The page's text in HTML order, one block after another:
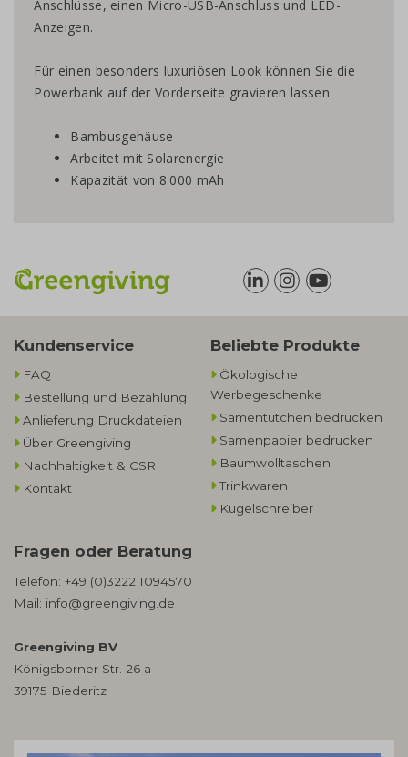
Anschlüsse, einen Micro-USB-Anschluss und LED-
Anzeigen.
Für einen besonders luxuriösen Look können Sie die
Powerbank auf der Vorderseite gravieren lassen.
Bambusgehäuse
Arbeitet mit Solarenergie
Kapazität von 8.000 mAh
Kundenservice
FAQ
Bestellung und Bezahlung
Anlieferung Druckdateien
Über Greengiving
Nachhaltigkeit & CSR
Kontakt
Beliebte Produkte
Ökologische
Werbegeschenke​
Samentütchen bedrucken
Samenpapier bedrucken
Baumwolltaschen​
Trinkwaren
Kugelschreiber
Fragen oder Beratung
Telefon: +49 (0)3222 1094570
Mail: info@greengiving.de
Greengiving BV
Königsborner Str. 26 a
39175 Biederitz